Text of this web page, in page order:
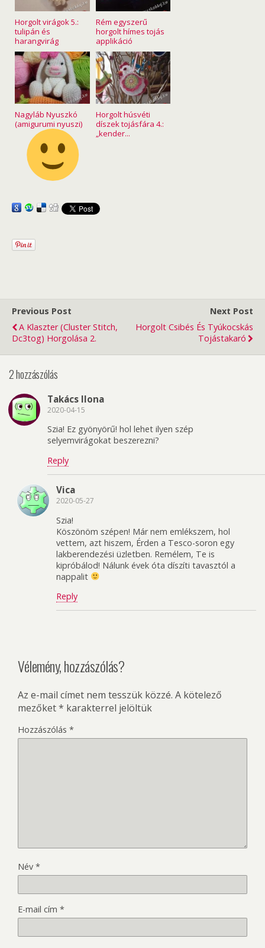
Horgolt virágok 5.:
tulipán és
harangvirág
Rém egyszerű
horgolt hímes tojás
applikáció
Nagyláb Nyuszkó
(amigurumi nyuszi)
Horgolt húsvéti
díszek tojásfára 4.:
„kender...
Previous Post
A Klaszter (cluster Stitch,
Dc3tog) Horgolása 2.
Next Post
Horgolt Csibés És Tyúkocskás
Tojástakaró
2 hozzászólás
Takács Ilona
2020-04-15
Szia! Ez gyönyörű! hol lehet ilyen szép
selyemvirágokat beszerezni?
Reply
Vica
2020-05-27
Szia!
Köszönöm szépen! Már nem emlékszem, hol
vettem, azt hiszem, Érden a Tesco-soron egy
lakberendezési üzletben. Remélem, Te is
kipróbálod! Nálunk évek óta díszíti tavasztól a
nappalit
Reply
Vélemény, hozzászólás?
Az e-mail címet nem tesszük közzé. A kötelező
mezőket* karakterrel jelöltük
Hozzászólás *
Név *
E-mail cím *